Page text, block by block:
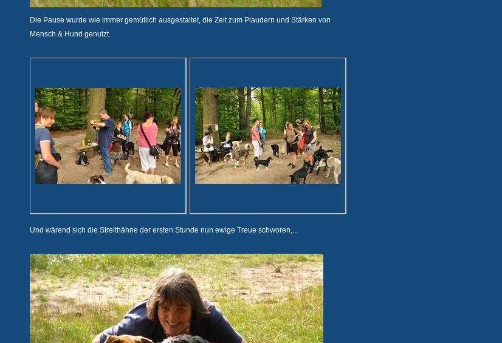
Die Pause wurde wie immer gemütlich ausgestaltet, die Zeit zum Plaudern und Stärken von
Mensch & Hund genutzt.
Und wärend sich die Streithähne der ersten Stunde nun ewige Treue schworen,...